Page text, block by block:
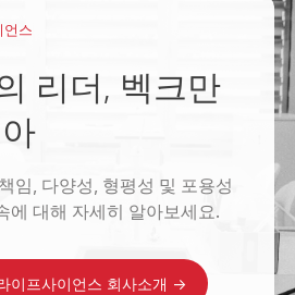
언스
리더, 벡크만
임, 다양성, 형평성 및 포용성
에 대해 자세히 알아보세요.
이프사이언스 회사소개 ->